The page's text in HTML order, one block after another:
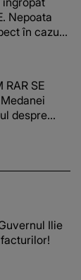
Nepoata
în cazul
SE
despre
Ilie